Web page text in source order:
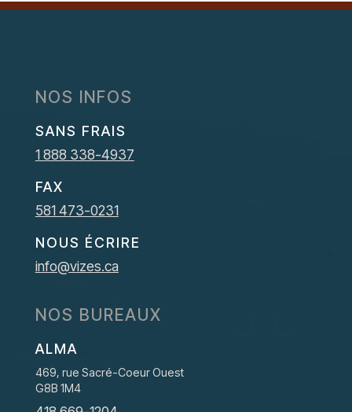
NOS INFOS
SANS FRAIS
1 888 338-4937
FAX
581 473-0231
NOUS ÉCRIRE
info@vizes.ca
NOS BUREAUX
ALMA
469, rue Sacré-Coeur Ouest
G8B 1M4